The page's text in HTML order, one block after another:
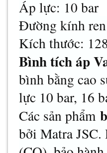
Áp lực: 10 bar
Đường kính
Kích thước:
Bình tích áp
bình bằng cao
lực 10 bar, 16
Các sản phẩm
bởi Matra JSC.